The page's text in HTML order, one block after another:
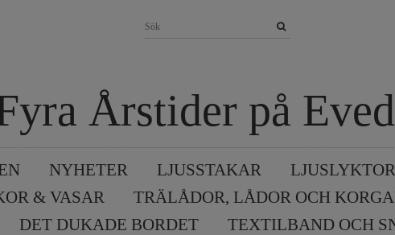
Årstider på
NYHETER LJUSSTAKAR LJUSLYKTOR
& VASAR TRÄLÅDOR, LÅDOR OCH
DET DUKADE BORDET TEXTILBAND OCH